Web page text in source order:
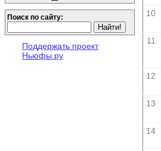
Поиск по сайту:
Поддержать проект
Ньюфы.ру
10
11
12
13
14